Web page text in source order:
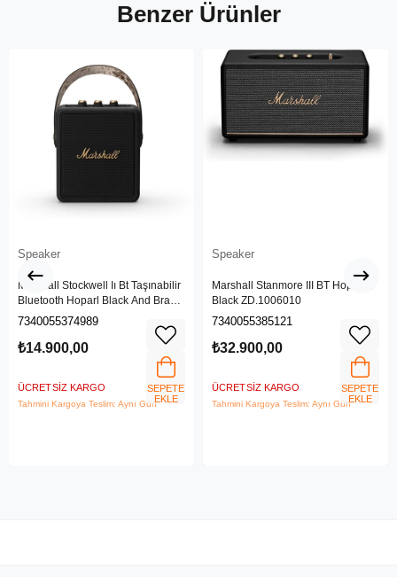
Benzer Ürünler
Speaker
Marshall Stockwell Iı Bt Taşınabilir
Bluetooth Hoparl Black And Brass
Zd.1005544
7340055374989
₺14.900,00
ÜCRETSIZ KARGO
Tahmini Kargoya Teslim: Aynı Gün
SEPETE
EKLE
Speaker
Marshall Stanmore III BT Hoparlör
Black ZD.1006010
7340055385121
₺32.900,00
ÜCRETSIZ KARGO
Tahmini Kargoya Teslim: Aynı Gün
SEPETE
EKLE